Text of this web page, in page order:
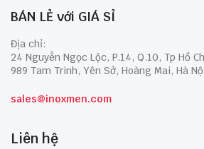
BÁN LẺ với GIÁ SỈ
Địa chỉ:
24 Nguyễn Ngọc Lộc, P.14, Q.10, Tp Hồ
989 Tam Trinh, Yên Sở, Hoàng Mai, Hà
sales@inoxmen.com
Liên hệ